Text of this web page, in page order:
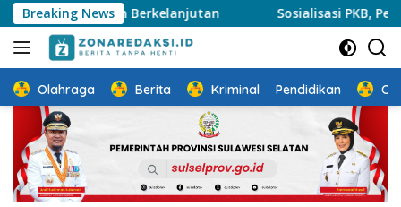
Langsung
ke
konten
Breaking News
Berkelanjutan Sosialisasi PKB, Pelindo
Olahraga Berita Kriminal Pendidikan